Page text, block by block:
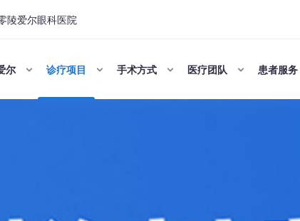
陵爱尔眼科医院
尔 诊疗项目 手术方式 医疗团队 患者服务